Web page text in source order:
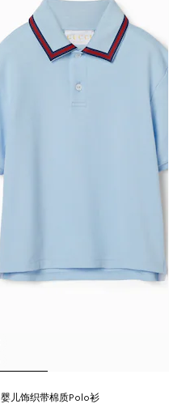
婴儿饰织带棉质Polo衫